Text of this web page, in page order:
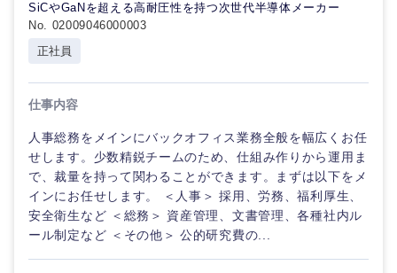
SiCやGaNを超える高耐圧性を持つ次世代半導体メーカー
No. 02009046000003
正社員
仕事内容
人事総務をメインにバックオフィス業務全般を幅広くお任
せします。少数精鋭チームのため、仕組み作りから運用ま
で、裁量を持って関わることができます。まずは以下をメ
インにお任せします。 ＜人事＞ 採用、労務、福利厚生、
安全衛生など ＜総務＞ 資産管理、文書管理、各種社内ル
ール制定など ＜その他＞ 公的研究費の...